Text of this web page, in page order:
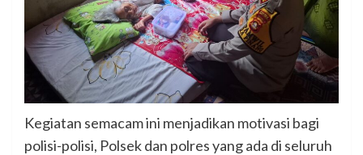
Kegiatan semacam ini menjadikan motivasi bagi
polisi-polisi, Polsek dan polres yang ada di seluruh